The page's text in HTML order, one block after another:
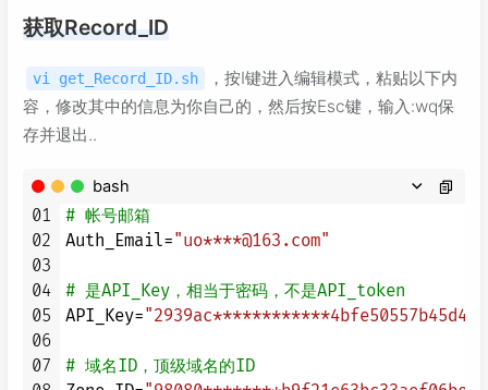
获取Record_ID
vi get_Record_ID.sh
，按I键进入编辑模式，粘贴以下内
容，修改其中的信息为你自己的，然后按Esc键，输入:wq保
存并退出..
bash
01
02
03
04
05
06
07
# 帐号邮箱
Auth_Email="uo****@163.com"
# 是API_Key，相当于密码，不是API_token
API_Key=
# 域名ID，顶级域名的ID